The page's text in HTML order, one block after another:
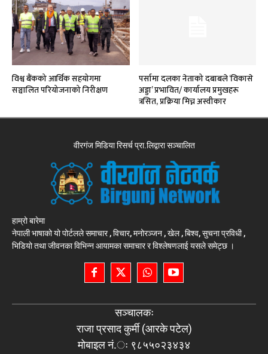
विश्व बैंकको आर्थिक सहयोगमा
सञ्चालित परियोजनाको निरीक्षण
पर्सामा दलका नेताको दबाबले ‘विकासे
अड्डा’ प्रभावित/ कार्यालय प्रमुखहरू
त्रसित, प्रक्रिया मिच्न अस्वीकार
वीरगंज मिडिया रिसर्च प्रा.लिद्वारा सञ्चालित
हाम्रो बारेमा
नेपाली भाषाको यो पोर्टलले समाचार , विचार, मनोरञ्जन , खेल , बिश्व, सुचना प्रविधी ,
भिडियो तथा जीवनका विभिन्न आयामका समाचार र विश्लेषणलाई यसले समेट्छ ।
सञ्चालकः
राजा प्रसाद कुर्मी (आरके पटेल)
मोबाइल नं.ः ९८५५०२३४३४